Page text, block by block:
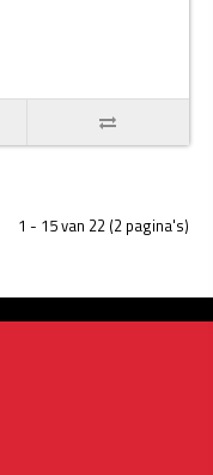
1 - 15 van 22 (2 pagina's)